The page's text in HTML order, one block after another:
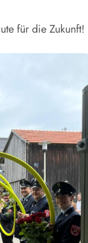
für die Zukunft!